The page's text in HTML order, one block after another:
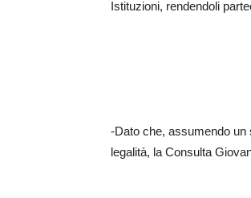
Istituzioni, rendendoli
-Dato che, assumendo un
legalità, la Consulta